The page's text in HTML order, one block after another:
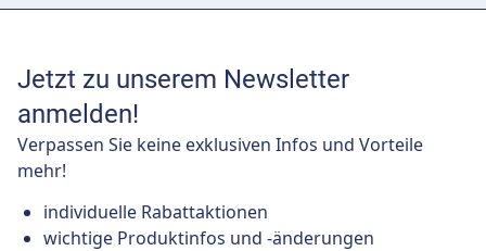
Jetzt zu unserem Newsletter
anmelden!
Verpassen Sie keine exklusiven Infos und Vorteile
mehr!
individuelle Rabattaktionen
wichtige Produktinfos und -änderungen